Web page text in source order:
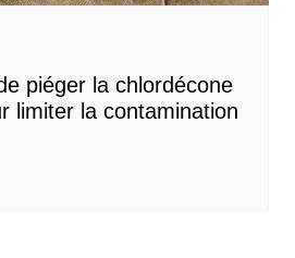
piéger la chlordécone
limiter la contamination